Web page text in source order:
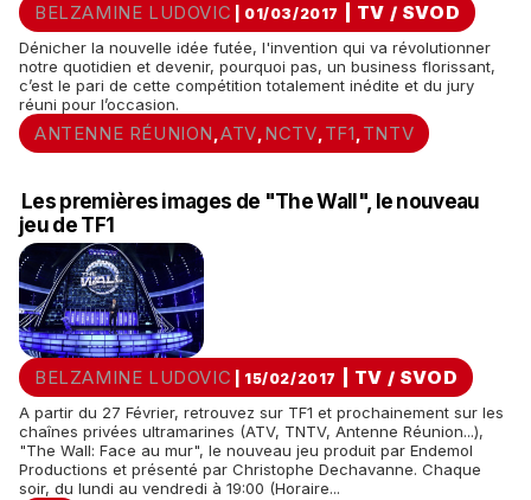
BELZAMINE LUDOVIC | 01/03/2017 TV / SVOD
Dénicher la nouvelle idée futée, l'invention qui va révolutionner
notre quotidien et devenir, pourquoi pas, un business florissant,
c’est le pari de cette compétition totalement inédite et du jury
réuni pour l’occasion.
ANTENNE RÉUNION ,ATV, NCTV, TF1 , TNTV
Les premières images de "The Wall", le nouveau
jeu de TF1
BELZAMINE LUDOVIC | 15/02/2017 TV / SVOD
A partir du 27 Février, retrouvez sur TF1 et prochainement sur les
chaînes privées ultramarines (ATV, TNTV, Antenne Réunion...),
"The Wall: Face au mur", le nouveau jeu produit par Endemol
Productions et présenté par Christophe Dechavanne. Chaque
soir, du lundi au vendredi à 19:00 (Horaire...